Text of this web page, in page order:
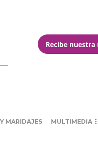
Recibe
MARIDAJES MULTIMEDIA